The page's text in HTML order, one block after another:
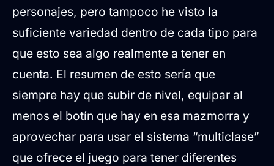
personajes, pero tampoco he visto la
suficiente variedad dentro de cada tipo para
que esto sea algo realmente a tener en
cuenta. El resumen de esto sería que
siempre hay que subir de nivel, equipar al
menos el botín que hay en esa mazmorra y
aprovechar para usar el sistema “multiclase”
que ofrece el juego para tener diferentes